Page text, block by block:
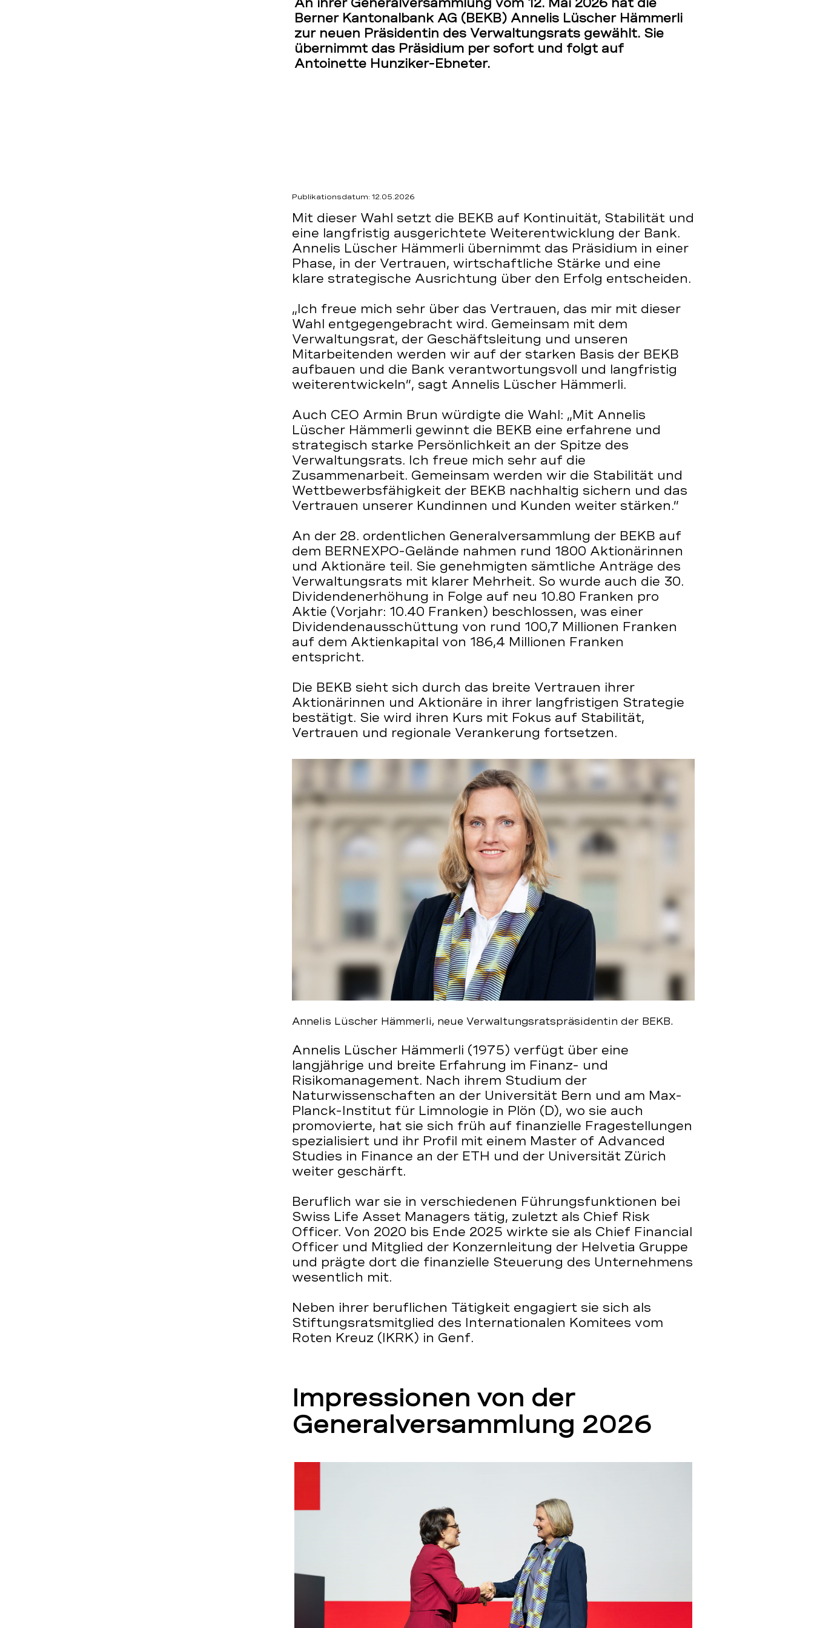
An ihrer Generalversammlung vom 12. Mai 2026 hat die
Berner Kantonalbank AG (BEKB) Annelis Lüscher Hämmerli
zur neuen Präsidentin des Verwaltungsrats gewählt. Sie
übernimmt das Präsidium per sofort und folgt auf
Antoinette Hunziker-Ebneter.
Publikationsdatum: 12.05.2026
Mit dieser Wahl setzt die BEKB auf Kontinuität, Stabilität und
eine langfristig ausgerichtete Weiterentwicklung der Bank.
Annelis Lüscher Hämmerli übernimmt das Präsidium in einer
Phase, in der Vertrauen, wirtschaftliche Stärke und eine
klare strategische Ausrichtung über den Erfolg entscheiden.
„Ich freue mich sehr über das Vertrauen, das mir mit dieser
Wahl entgegengebracht wird. Gemeinsam mit dem
Verwaltungsrat, der Geschäftsleitung und unseren
Mitarbeitenden werden wir auf der starken Basis der BEKB
aufbauen und die Bank verantwortungsvoll und langfristig
weiterentwickeln”, sagt Annelis Lüscher Hämmerli.
Auch CEO Armin Brun würdigte die Wahl: „Mit Annelis
Lüscher Hämmerli gewinnt die BEKB eine erfahrene und
strategisch starke Persönlichkeit an der Spitze des
Verwaltungsrats. Ich freue mich sehr auf die
Zusammenarbeit. Gemeinsam werden wir die Stabilität und
Wettbewerbsfähigkeit der BEKB nachhaltig sichern und das
Vertrauen unserer Kundinnen und Kunden weiter stärken.”
An der 28. ordentlichen Generalversammlung der BEKB auf
dem BERNEXPO-Gelände nahmen rund 1800 Aktionärinnen
und Aktionäre teil. Sie genehmigten sämtliche Anträge des
Verwaltungsrats mit klarer Mehrheit. So wurde auch die 30.
Dividendenerhöhung in Folge auf neu 10.80 Franken pro
Aktie (Vorjahr: 10.40 Franken) beschlossen, was einer
Dividendenausschüttung von rund 100,7 Millionen Franken
auf dem Aktienkapital von 186,4 Millionen Franken
entspricht.
Die BEKB sieht sich durch das breite Vertrauen ihrer
Aktionärinnen und Aktionäre in ihrer langfristigen Strategie
bestätigt. Sie wird ihren Kurs mit Fokus auf Stabilität,
Vertrauen und regionale Verankerung fortsetzen.
Annelis Lüscher Hämmerli, neue Verwaltungsratspräsidentin der BEKB.
Annelis Lüscher Hämmerli (1975) verfügt über eine
langjährige und breite Erfahrung im Finanz- und
Risikomanagement. Nach ihrem Studium der
Naturwissenschaften an der Universität Bern und am Max-
Planck-Institut für Limnologie in Plön (D), wo sie auch
promovierte, hat sie sich früh auf finanzielle Fragestellungen
spezialisiert und ihr Profil mit einem Master of Advanced
Studies in Finance an der ETH und der Universität Zürich
weiter geschärft.
Beruflich war sie in verschiedenen Führungsfunktionen bei
Swiss Life Asset Managers tätig, zuletzt als Chief Risk
Officer. Von 2020 bis Ende 2025 wirkte sie als Chief Financial
Officer und Mitglied der Konzernleitung der Helvetia Gruppe
und prägte dort die finanzielle Steuerung des Unternehmens
wesentlich mit.
Neben ihrer beruflichen Tätigkeit engagiert sie sich als
Stiftungsratsmitglied des Internationalen Komitees vom
Roten Kreuz (IKRK) in Genf.
Impressionen von der
Generalversammlung 2026